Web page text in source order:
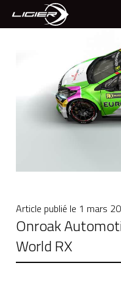
Article publié le 1 mars
Onroak
World RX